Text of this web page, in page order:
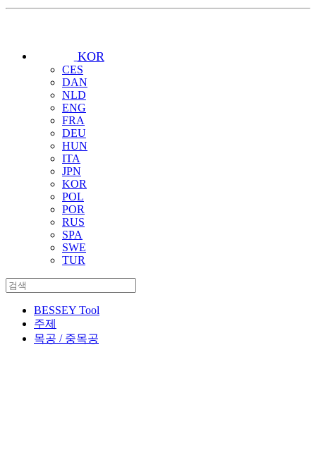
KOR
CES
DAN
NLD
ENG
FRA
DEU
HUN
ITA
JPN
KOR
POL
POR
RUS
SPA
SWE
TUR
BESSEY Tool
주제
목공 / 중목공